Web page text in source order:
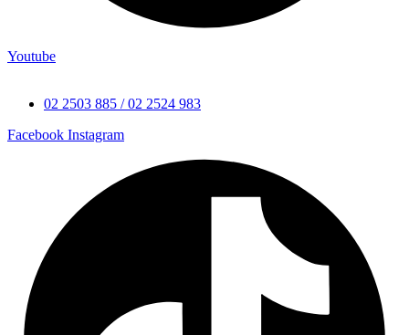
Youtube
02 2503 885 / 02 2524 983
Facebook Instagram